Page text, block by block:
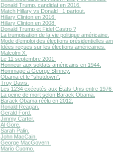
Donald Trump, candidat en 2016.
Match Hillary vs Donald : 1 partout.
Hillary Clinton en 2016.
Hillary Clinton en 2008.
Donald Trump et Fidel Castro ?
La trumpisation de la vie politique américaine.
Mode d’emploi des élections présidentielles
Idées reçues sur les élections américaines.
Malcolm X.
Le 11 septembre 2001.
Honneur aux soldats américains en 1944.
Hommage à George Stinney.
Obama et le "shutdown".
Troy Davis.
Les 1234 exécutés aux États-Unis entre 1976
La peine de mort selon Barack Obama.
Barack Obama réélu en 2012.
Ronald Reagan.
Gerald Ford.
Jimmy Carter.
Al Gore.
Sarah Palin.
John MacCain.
George MacGovern.
Mario Cuomo.